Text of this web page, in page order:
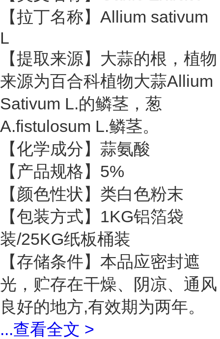
【拉丁名称】Allium sativum
L
【提取来源】大蒜的根，植物
来源为百合科植物大蒜Allium
Sativum L.的鳞茎，葱
A.fistulosum L.鳞茎。
【化学成分】蒜氨酸
【产品规格】5%
【颜色性状】类白色粉末
【包装方式】1KG铝箔袋
装/25KG纸板桶装
【存储条件】本品应密封遮
光，贮存在干燥、阴凉、通风
良好的地方,有效期为两年。
...查看全文 >